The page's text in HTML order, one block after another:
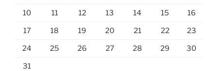
10 11 12 13 14 15 16
17 18 19 20 21 22 23
24 25 26 27 28 29 30
31